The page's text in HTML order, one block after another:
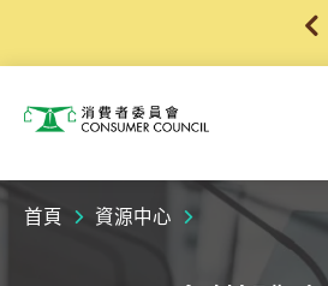
消費者委員會
首頁 資源中心